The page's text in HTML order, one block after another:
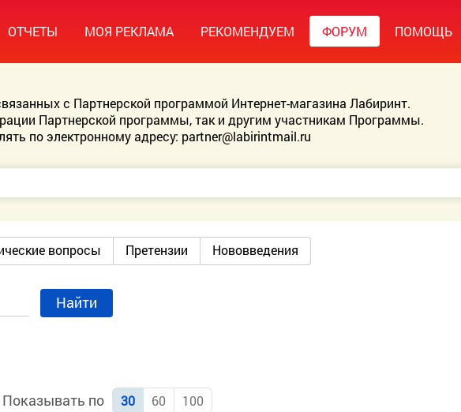
ОТЧЕТЫ МОЯ РЕКЛАМА РЕКОМЕНДУЕМ ФОРУМ ПОМОЩЬ
с Партнерской программой Интернет-магазина Лабиринт.
Партнерской программы, так и другим участникам Программы.
по электронному адресу: partner@labirintmail.ru
вопросы Претензии Нововведения
Найти
Показывать по 30 60 100